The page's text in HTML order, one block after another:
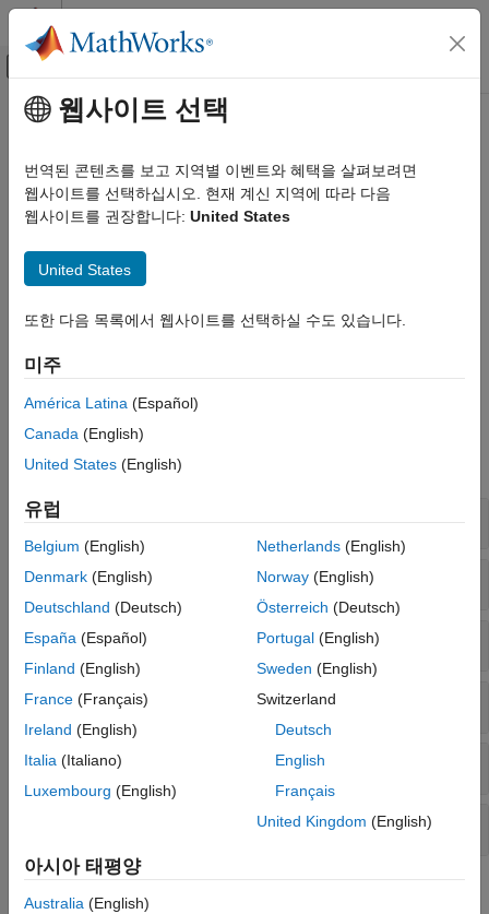
콘텐츠로 바로 가기
오프캔버스 탐색 메뉴 토글
문서 홈
Symbolic Math Toolbox
수학
카테고리
방정식 풀이
식 조작 및 단순화
선형 대수
수학 함수
숫자 및 정밀도
주요 콘텐츠
미적분
기호 미분, 적분, 급수 연산, 극한 및 변환
Symbolic Math Toolbox™에서는 나열된 함수를 사용하여 기호
변환을 구하고, 벡터 미적분 연산을 수행할 수 있습니다.
사용하십시오.Use Assumptions on Symbolic Variables
항목을 참조하십시오.
함수
모두 확장
벡터 해석
급수
변환
편미분 방정식
도움말 항목
웹사이트 선택
번역된 콘텐츠를 보고 지역별 이벤트와 혜택을 살펴보려면
웹사이트를 선택하십시오. 현재 계신 지역에 따라 다음
웹사이트를 권장합니다: United States
United States
또한 다음 목록에서 웹사이트를 선택하실 수도 있습니다.
미주
América Latina (Español)
Canada (English)
United States (English)
유럽
Belgium (English)
Denmark (English)
Deutschland (Deutsch)
España (Español)
Finland (English)
France (Français)
Ireland (English)
Italia (Italiano)
Luxembourg (English)
Netherlands(English)
Norway(English)
Österreich (Deutsch)
Portugal(English)
Sweden (English)
Switzerland
Deutsch
English
Français
United Kingdom (English)
아시아 태평양
Australia (English)